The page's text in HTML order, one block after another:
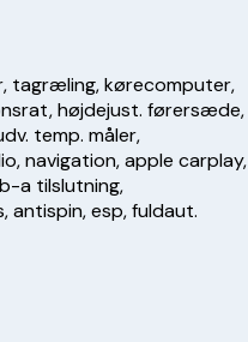
tagræling, kørecomputer,
højdejust. førersæde,
temp. måler,
navigation, apple carplay,
a tilslutning,
antispin, esp, fuldaut.